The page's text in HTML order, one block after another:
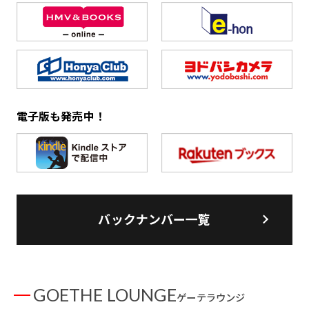
電子版も発売中！
バックナンバー一覧
GOETHE LOUNGEゲーテラウンジ